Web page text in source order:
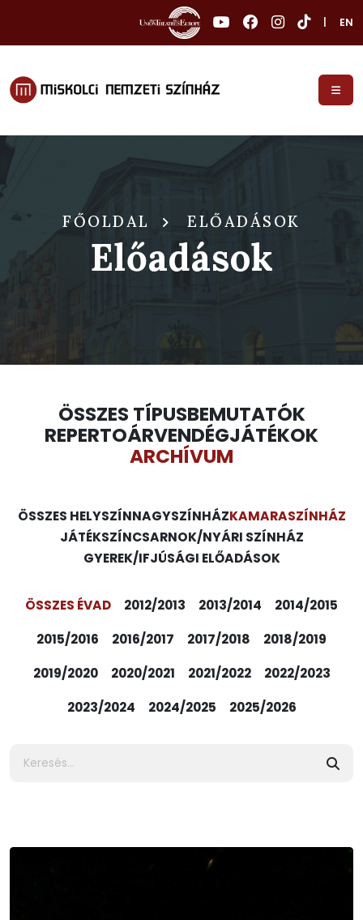
EN
FŐOLDAL ELŐADÁSOK
Előadások
ÖSSZES TÍPUSBEMUTATÓK
REPERTOÁRVENDÉGJÁTÉKOK
ARCHÍVUM
ÖSSZES HELYSZÍNNAGYSZÍNHÁZKAMARASZÍNHÁZ
JÁTÉKSZÍNCSARNOK/NYÁRI SZÍNHÁZ
GYEREK/IFJÚSÁGI ELŐADÁSOK
ÖSSZES ÉVAD 2012/2013 2013/2014
2014/2015
2015/2016
2016/2017 2017/2018
2018/2019
2019/2020
2020/2021 2021/2022
2022/2023
2023/2024
2024/2025 2025/2026